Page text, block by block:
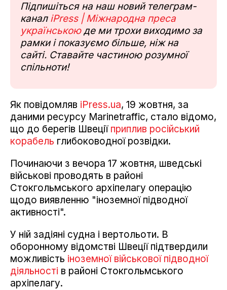
Підпишіться на наш новий телеграм-
канал iPress | Міжнародна преса
українськоюде ми трохи виходимо за
рамки і показуємо більше, ніж на
сайті. Ставайте частиною розумної
спільноти!
Як повідомляв iPress.ua, 19 жовтня, за
даними ресурсу Marinetraffic, стало відомо,
що до берегів Швеції приплив російський
корабель глибоководної розвідки.
Починаючи з вечора 17 жовтня, шведські
військові проводять в районі
Стокгольмського архіпелагу операцію
щодо виявленню "іноземної підводної
активності".
У ній задіяні судна і вертольоти. В
оборонному відомстві Швеції підтвердили
можливість іноземної військової підводної
діяльності в районі Стокгольмського
архіпелагу.